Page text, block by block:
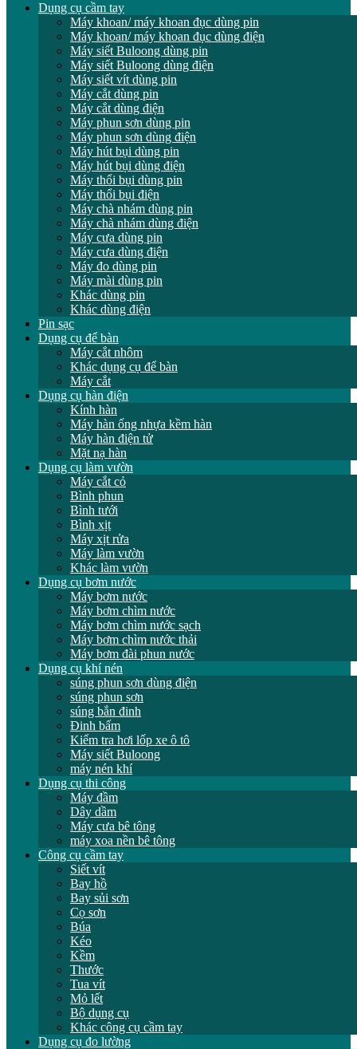
Dụng cụ cầm tay
Máy khoan/ máy khoan đục dùng pin
Máy khoan/ máy khoan đục dùng điện
Máy siết Buloong dùng pin
Máy siết Buloong dùng điện
Máy siết vít dùng pin
Máy cắt dùng pin
Máy cắt dùng điện
Máy phun sơn dùng pin
Máy phun sơn dùng điện
Máy hút bụi dùng pin
Máy hút bụi dùng điện
Máy thổi bụi dùng pin
Máy thổi bụi điện
Máy chà nhám dùng pin
Máy chà nhám dùng điện
Máy cưa dùng pin
Máy cưa dùng điện
Máy đo dùng pin
Máy mài dùng pin
Khác dùng pin
Khác dùng điện
Pin sạc
Dụng cụ để bàn
Máy cắt nhôm
Khác dụng cụ để bàn
Máy cắt
Dụng cụ hàn điện
Kính hàn
Máy hàn ống nhựa kềm hàn
Máy hàn điện tử
Mặt nạ hàn
Dụng cụ làm vườn
Máy cắt cỏ
Bình phun
Bình tưới
Bình xịt
Máy xịt rửa
Máy làm vườn
Khác làm vườn
Dụng cụ bơm nước
Máy bơm nước
Máy bơm chìm nước
Máy bơm chìm nước sạch
Máy bơm chìm nước thải
Máy bơm đài phun nước
Dụng cụ khí nén
súng phun sơn dùng điện
súng phun sơn
súng bắn đinh
Đinh bấm
Kiểm tra hơi lốp xe ô tô
Máy siết Buloong
máy nén khí
Dụng cụ thi công
Máy đầm
Dây dầm
Máy cưa bê tông
máy xoa nền bê tông
Công cụ cầm tay
Siết vít
Bay hồ
Bay sủi sơn
Cọ sơn
Búa
Kéo
Kềm
Thước
Tua vít
Mỏ lết
Bộ dụng cụ
Khác công cụ cầm tay
Dụng cụ đo lường